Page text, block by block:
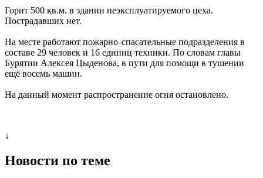
Горит 500 кв.м. в здании неэксплуатируемого цеха.
Пострадавших нет.
На месте работают пожарно–спасательные подразделения в
составе 29 человек и 16 единиц техники. По словам главы
Бурятии Алексея Цыденова, в пути для помощи в тушении
ещё восемь машин.
На данный момент распространение огня остановлено.
↓
Новости по теме